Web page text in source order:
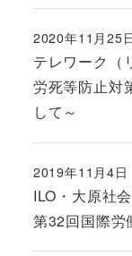
テレワーク（
労死等防止対
して～
投稿日
2020年11月25
ILO・大原社
第32回国際労
投稿日
2019年11月4日